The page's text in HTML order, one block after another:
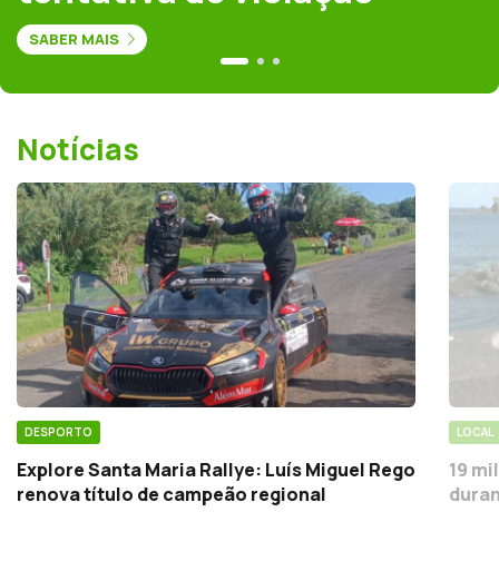
SABER MAIS
Notícias
DESPORTO
Explore Santa Maria Rallye: Luís Miguel Rego
renova título de campeão regional
LOCAL
19